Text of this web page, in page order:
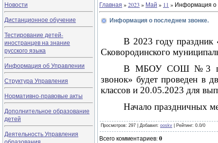
Новости
Дистанционное обучение
Тестирование детей-
иностранцев на знание
русского языка
Информация об Управлении
Структура Управления
Нормативно-правовые акты
Дополнительное образование
детей
Деятельность Управления
Главная »2023 » Май » 11 » Информация о
Информация о последнем звонке.
В 2023 году праздник
Сковородинского
В МБОУ СОШ №3 г.
звонок» будет проведен в
классов и 20.05.2023 для
Начало праздничных
Просмотров: 297 | Добавил: ooskv Рейтинг: 0.0/0
Всего комментариев:0